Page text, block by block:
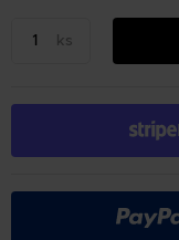
ks